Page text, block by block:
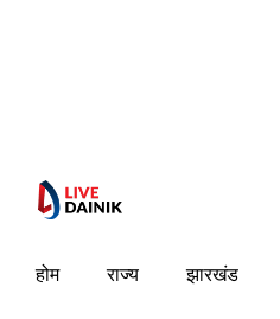
होम राज्य झारखंड